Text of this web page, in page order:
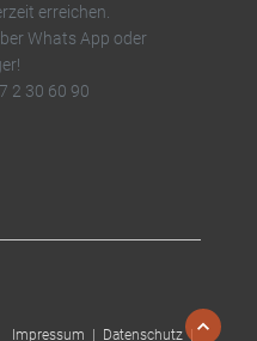
erreichen.
Whats App oder
2 30 60 90
Impressum | Datenschutz |